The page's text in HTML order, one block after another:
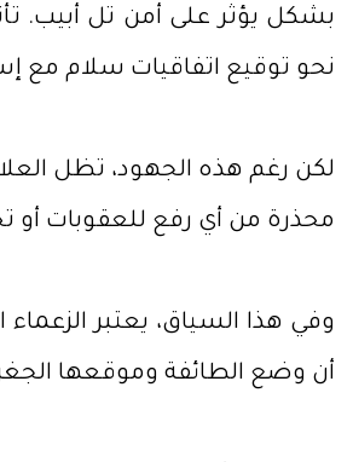
بشكل يؤثر على أمن تل أبيب.
نحو توقيع اتفاقيات سلام مع
لكن رغم هذه الجهود، تظل
محذرة من أي رفع للعقوبات
وفي هذا السياق، يعتبر
أن وضع الطائفة وموقعها